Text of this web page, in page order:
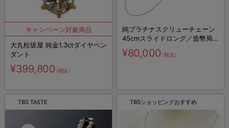
大丸松坂屋 純金1.3ctダイヤペン
ダント
¥399,800（税込）
純プラチナスクリューチェーン
45cmスライドロング／造幣局
検定マーク入り
¥80,000（税込）
TBS TASTE TBSショッピングおすすめ